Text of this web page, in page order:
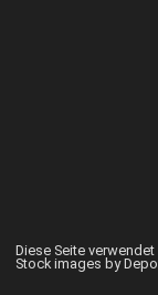
Diese Seite verwendet
Stock images by